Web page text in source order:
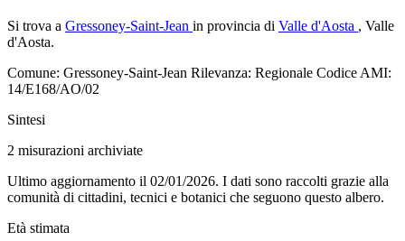
Si trova a Gressoney-Saint-Jean in provincia di Valle d'Aosta , Valle
d'Aosta.
Comune: Gressoney-Saint-Jean Rilevanza: Regionale Codice AMI:
14/E168/AO/02
Sintesi
2 misurazioni archiviate
Ultimo aggiornamento il 02/01/2026. I dati sono raccolti grazie alla
comunità di cittadini, tecnici e botanici che seguono questo albero.
Età stimata